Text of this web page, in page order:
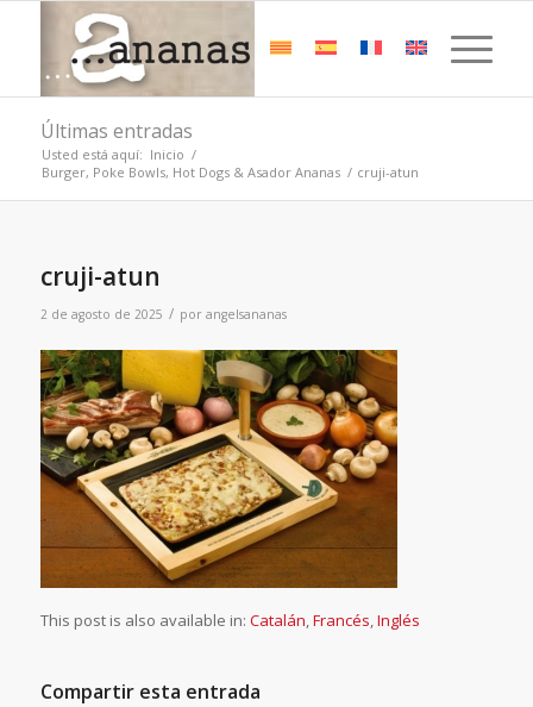
Últimas entradas
Usted está aquí: Inicio /
Burger, Poke Bowls, Hot Dogs & Asador Ananas / cruji-atun
cruji-atun
2 de agosto de 2025 / por angelsananas
This post is also available in: Catalán Francés Inglés
Compartir esta entrada